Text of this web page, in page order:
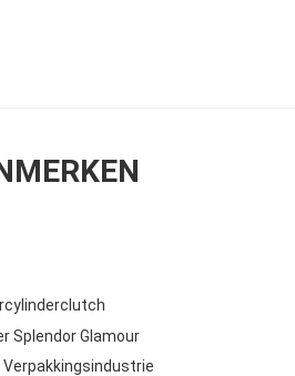
Splendor Glamour
Verpakkingsindustrie